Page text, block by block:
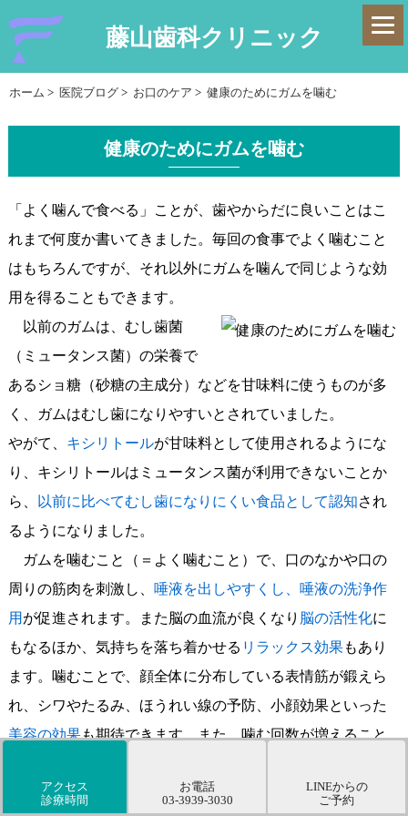
藤山歯科クリニック
ホーム > 医院ブログ > お口のケア > 健康のためにガムを噛む
健康のためにガムを噛む
「よく噛んで食べる 」ことが、歯やからだに良いことはこ
れまで何度か書いてきました。毎回の食事でよく噛むこと
はもちろんですが、それ以外にガムを噛んで同じような効
用を得ることもできます。
以前のガムは、むし歯菌
（ミュータンス菌）の栄養で
あるショ糖（砂糖の主成分）などを甘味料に使うものが多
く、ガムはむし歯になりやすいとされていました。
やがて、 キシリトールが甘味料として使用されるようにな
り、キシリトールはミュータンス菌が利用できないことか
ら、 以前に比べてむし歯になりにくい食品として認知され
るようになりました。
ガムを噛むこと（＝よく噛むこと）で、口のなかや口の
周りの筋肉を刺激し、 唾液を出しやすくし、唾液の洗浄作
用が促進されます。また脳の血流が良くなり 脳の活性化に
もなるほか、気持ちを落ち着かせる リラックス効果もあり
ます。噛むことで、顔全体に分布している表情筋が鍛えら
れ、シワやたるみ、ほうれい線の予防、小顔効果といった
美容の効果も期待できます。また、噛む回数が増えること
きにくくなる
ダイエット効果もあると言われています。
アクセス
診療時間
お電話
03-3939-3030
LINEからの
ご予約